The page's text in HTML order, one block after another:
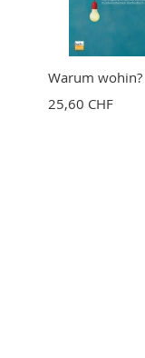
Warum wohin?
25,60 CHF